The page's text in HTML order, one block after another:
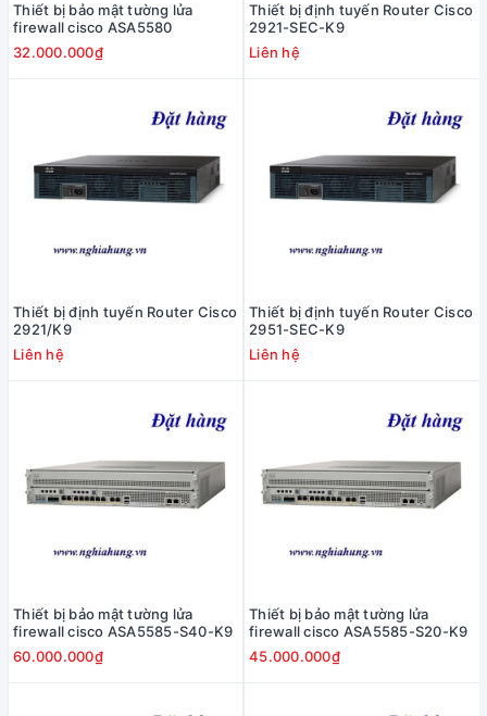
Thiết bị bảo mật tường lửa
firewall cisco ASA5580
32.000.000₫
Thiết bị định tuyến Router Cisco
2921-SEC-K9
Liên hệ
Thiết bị định tuyến Router Cisco
2921/K9
Liên hệ
Thiết bị định tuyến Router Cisco
2951-SEC-K9
Liên hệ
Thiết bị bảo mật tường lửa
firewall cisco ASA5585-S40-K9
60.000.000₫
Thiết bị bảo mật tường lửa
firewall cisco ASA5585-S20-K9
45.000.000₫